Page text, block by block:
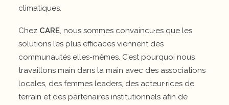
climatiques.
Chez CARE, nous sommes convaincu·es que les
solutions les plus efficaces viennent des
communautés elles-mêmes. C’est pourquoi nous
travaillons main dans la main avec des associations
locales, des femmes leaders, des acteur·rices de
terrain et des partenaires institutionnels afin de